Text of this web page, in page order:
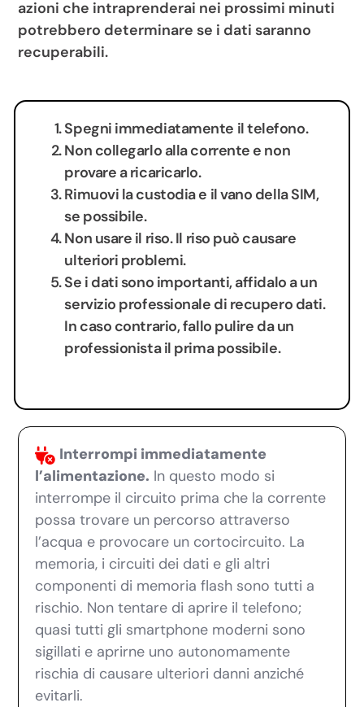
azioni che intraprenderai nei prossimi minuti
potrebbero determinare se i dati saranno
recuperabili.
Spegni immediatamente il telefono.
Non collegarlo alla corrente e non
provare a ricaricarlo.
Rimuovi la custodia e il vano della SIM,
se possibile.
Non usare il riso. Il riso può causare
ulteriori problemi.
Se i dati sono importanti, affidalo a un
servizio professionale di recupero dati.
In caso contrario, fallo pulire da un
professionista il prima possibile.
Interrompi immediatamente
l’alimentazione. In questo modo si
interrompe il circuito prima che la corrente
possa trovare un percorso attraverso
l’acqua e provocare un cortocircuito. La
memoria, i circuiti dei dati e gli altri
componenti di memoria flash sono tutti a
rischio. Non tentare di aprire il telefono;
quasi tutti gli smartphone moderni sono
sigillati e aprirne uno autonomamente
rischia di causare ulteriori danni anziché
evitarli.